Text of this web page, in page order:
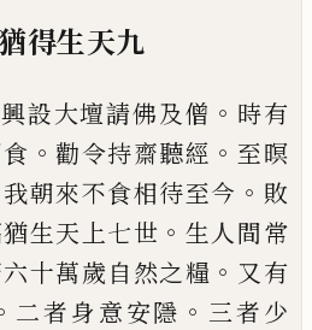
得生天九
興設大壇請佛及僧 。 時有
。勸令持齋聽經 。 至暝
我朝來不食相待至今 。 敗
生天上七世 。 生人間常
十萬歲自然之糧 。 又有
二者身意安隱 。 三者少